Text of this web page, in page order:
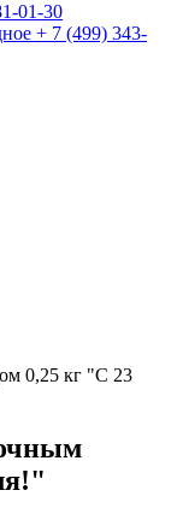
01-30
+ 7 (499) 343-
0,25 кг "С 23